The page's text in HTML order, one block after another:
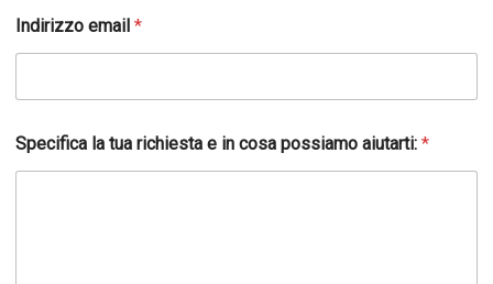
Indirizzo email*
Specifica la tua richiesta e in cosa possiamo aiutarti:*